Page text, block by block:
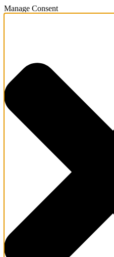
Manage Consent